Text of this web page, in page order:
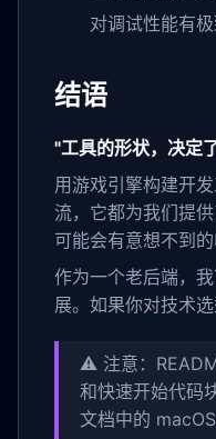
对调试性能有
结语
"工具的形状，决定
用游戏引擎构建开
流，它都为我们提
可能会有意想不到的
作为一个老后端，
展。如果你对技术
⚠️ 注意：
和快速开始代码
文档中的 macOS